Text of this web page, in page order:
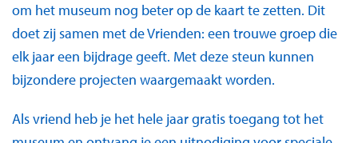
om het museum nog beter op de kaart te zetten. Dit
doet zij samen met de Vrienden: een trouwe groep die
elk jaar een bijdrage geeft. Met deze steun kunnen
bijzondere projecten waargemaakt worden.
Als vriend heb je het hele jaar gratis toegang tot het